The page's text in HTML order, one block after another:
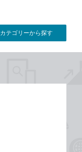
カテゴリーから探す